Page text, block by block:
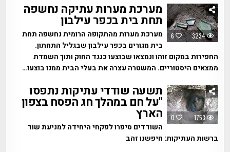
6 3234
מערכת מערות עתיקה נחשפה
תחת בית בכפר עילבון
מערכת מערות מהתקופה הרומית נחשפה תחת
בית מגורים בכפר עילבון שבגליל התחתון.
החפירות במקום זוהו ונמצאו שבוצעו כנגד החוק ותוך השמדת
ממצאים היסטוריים. המשטרה עצרה את בעלי הבית ממנו בוצעו…
0 1753
תשעה שודדי עתיקות נתפסו
"על חם במהלך חג הפסח בצפון
הארץ
השודדים סיפרו לפקחי היחידה למניעת שוד
ברשות העתיקות: חיפשנו זהב